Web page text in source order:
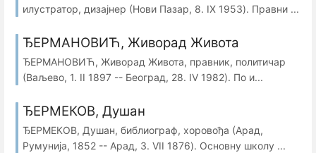
илустратор, дизајнер (Нови Пазар, 8. IX 1953). Правни ...
ЂЕРМАНОВИЋ, Живорад Живота
ЂЕРМАНОВИЋ, Живорад Живота, правник, политичар
(Ваљево, 1. II 1897 -- Београд, 28. IV 1982). По и...
ЂЕРМЕКОВ, Душан
ЂЕРМЕКОВ, Душан, библиограф, хоровођа (Арад,
Румунија, 1852 -- Арад, 3. VII 1876). Основну школу ...